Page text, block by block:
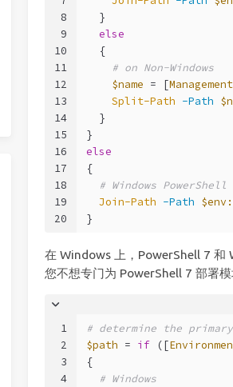
8
9
10
11
12
13
14
15
16
17
18
19
20
  }
else
  {
# on Non-Windows
$name = [
Split-Path -Path
  }
}
else
{
# Windows PowerShell
Join-Path -Path
}
在 Windows 上，PowerShell 7 和
您不想专门为 PowerShell 7 部署
1
2
3
4
# determine the
$path = if ([
{
# Windows